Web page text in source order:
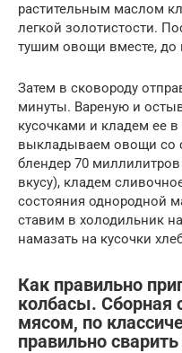
растительным маслом
легкой золотистости.
тушим овощи вместе, до
Затем в сковороду
минуты. Вареную и
кусочками и кладем ее
выкладываем овощи со
блендер 70
вкусу), кладем
состояния однородной
ставим в холодильник
намазать на кусочки
Как правильно
колбасы. Сборная
мясом, по
правильно